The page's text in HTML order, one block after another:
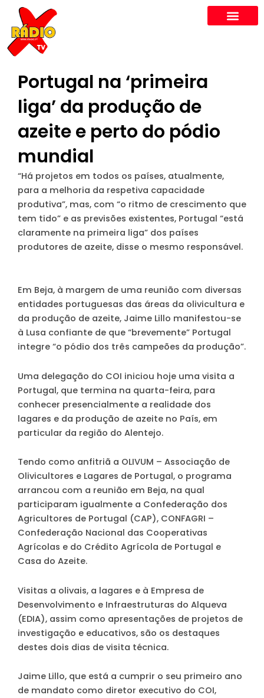
content
Portugal na ‘primeira
liga’ da produção de
azeite e perto do pódio
mundial
“Há projetos em todos os países, atualmente,
para a melhoria da respetiva capacidade
produtiva”, mas, com “o ritmo de crescimento que
tem tido” e as previsões existentes, Portugal “está
claramente na primeira liga” dos países
produtores de azeite, disse o mesmo responsável.
Em Beja, à margem de uma reunião com diversas
entidades portuguesas das áreas da olivicultura e
da produção de azeite, Jaime Lillo manifestou-se
à Lusa confiante de que “brevemente” Portugal
integre “o pódio dos três campeões da produção”.
Uma delegação do COI iniciou hoje uma visita a
Portugal, que termina na quarta-feira, para
conhecer presencialmente a realidade dos
lagares e da produção de azeite no País, em
particular da região do Alentejo.
Tendo como anfitriã a OLIVUM – Associação de
Olivicultores e Lagares de Portugal, o programa
arrancou com a reunião em Beja, na qual
participaram igualmente a Confederação dos
Agricultores de Portugal (CAP), CONFAGRI –
Confederação Nacional das Cooperativas
Agrícolas e do Crédito Agrícola de Portugal e
Casa do Azeite.
Visitas a olivais, a lagares e à Empresa de
Desenvolvimento e Infraestruturas do Alqueva
(EDIA), assim como apresentações de projetos de
investigação e educativos, são os destaques
destes dois dias de visita técnica.
Jaime Lillo, que está a cumprir o seu primeiro ano
de mandato como diretor executivo do COI,